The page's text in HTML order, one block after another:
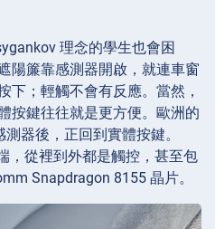
理念的學生也會困
陽簾靠感測器開啟，就連車窗
下；輕觸不會有反應。當然，
按鍵往往就是更方便。歐洲的
器後，正回到實體按鍵。
，從裡到外都是觸控，甚至包
Snapdragon 8155 晶片。